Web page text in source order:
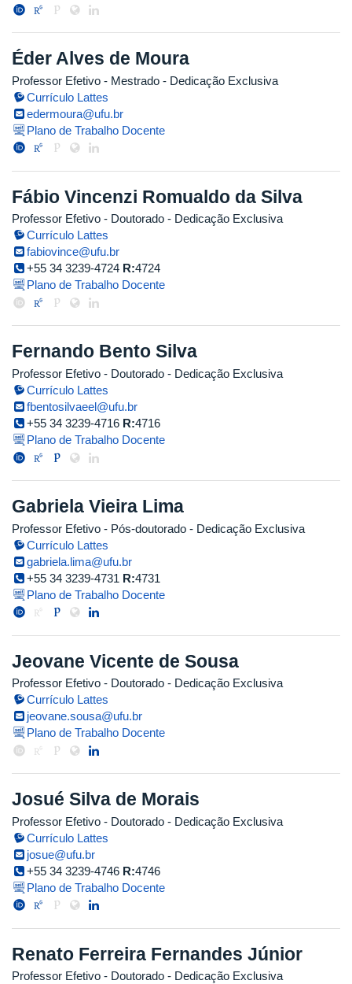
Éder Alves de Moura
Professor Efetivo - Mestrado - Dedicação Exclusiva
Currículo Lattes
edermoura@ufu.br
Plano de Trabalho Docente
Fábio Vincenzi Romualdo da Silva
Professor Efetivo - Doutorado - Dedicação Exclusiva
Currículo Lattes
fabiovince@ufu.br
+55 34 3239-4724 R:4724
Plano de Trabalho Docente
Fernando Bento Silva
Professor Efetivo - Doutorado - Dedicação Exclusiva
Currículo Lattes
fbentosilvaeel@ufu.br
+55 34 3239-4716 R:4716
Plano de Trabalho Docente
Gabriela Vieira Lima
Professor Efetivo - Pós-doutorado - Dedicação Exclusiva
Currículo Lattes
gabriela.lima@ufu.br
+55 34 3239-4731 R:4731
Plano de Trabalho Docente
Jeovane Vicente de Sousa
Professor Efetivo - Doutorado - Dedicação Exclusiva
Currículo Lattes
jeovane.sousa@ufu.br
Plano de Trabalho Docente
Josué Silva de Morais
Professor Efetivo - Doutorado - Dedicação Exclusiva
Currículo Lattes
josue@ufu.br
+55 34 3239-4746 R:4746
Plano de Trabalho Docente
Renato Ferreira Fernandes Júnior
Professor Efetivo - Doutorado - Dedicação Exclusiva